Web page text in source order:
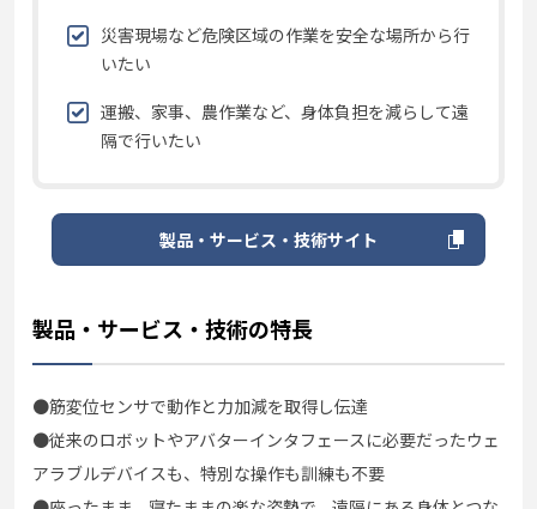
災害現場など危険区域の作業を安全な場所から行
いたい
運搬、家事、農作業など、身体負担を減らして遠
隔で行いたい
製品・サービス・技術サイト
製品・サービス・技術の特長
●筋変位センサで動作と力加減を取得し伝達
●従来のロボットやアバターインタフェースに必要だったウェ
アラブルデバイスも、特別な操作も訓練も不要